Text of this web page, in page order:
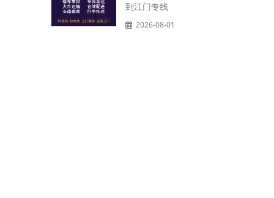
到江门专线
2026-08-01